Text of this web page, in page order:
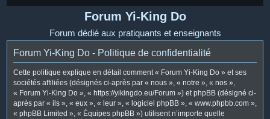
Forum Yi-King Do
Forum dédié aux pratiquants et enseignants
Forum Yi-King Do - Politique de confidentialité
Cette politique explique en détail comment « Forum Yi-King Do » et ses
sociétés affiliées (désignés ci-après par « nous », « notre », « nos »,
« Forum Yi-King Do », « https://yikingdo.eu/Forum ») et phpBB (désigné ci-
après par « ils », « eux », « leur », « logiciel phpBB », « www.phpbb.com »,
« phpBB Limited », « Équipes phpBB ») utilisent n’importe quelle